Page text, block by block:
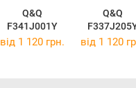
Q&Q
F341J001Y
Q&Q
від 1 120 грн. від 1 120